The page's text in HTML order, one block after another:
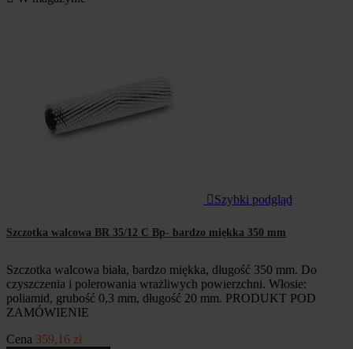
 Szybki podgląd
Szczotka walcowa BR 35/12 C Bp- bardzo miękka 350 mm
Szczotka walcowa biała, bardzo miękka, długość 350 mm. Do
czyszczenia i polerowania wrażliwych powierzchni. Włosie:
poliamid, grubość 0,3 mm, długość 20 mm. PRODUKT POD
ZAMÓWIENIE
Cena 359,16 zł